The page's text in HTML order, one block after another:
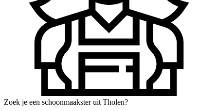
Zoek je een schoonmaakster uit Tholen?